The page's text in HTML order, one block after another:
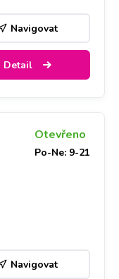
Navigovat
Detail
Otevřeno
Po-Ne: 9-21
Navigovat